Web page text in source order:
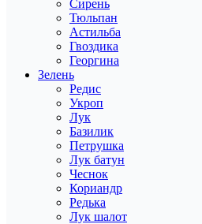
Сирень
Тюльпан
Астильба
Гвоздика
Георгина
Зелень
Редис
Укроп
Лук
Базилик
Петрушка
Лук батун
Чеснок
Кориандр
Редька
Лук шалот